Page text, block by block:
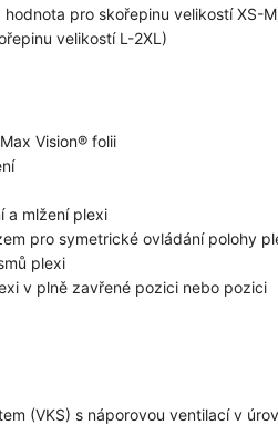
pro skořepinu velikostí XS-
velikostí L-2XL)
Vision® folii
a mlžení plexi
pro symetrické ovládání polohy
plexi
v plně zavřené pozici nebo pozici
(VKS) s náporovou ventilací v